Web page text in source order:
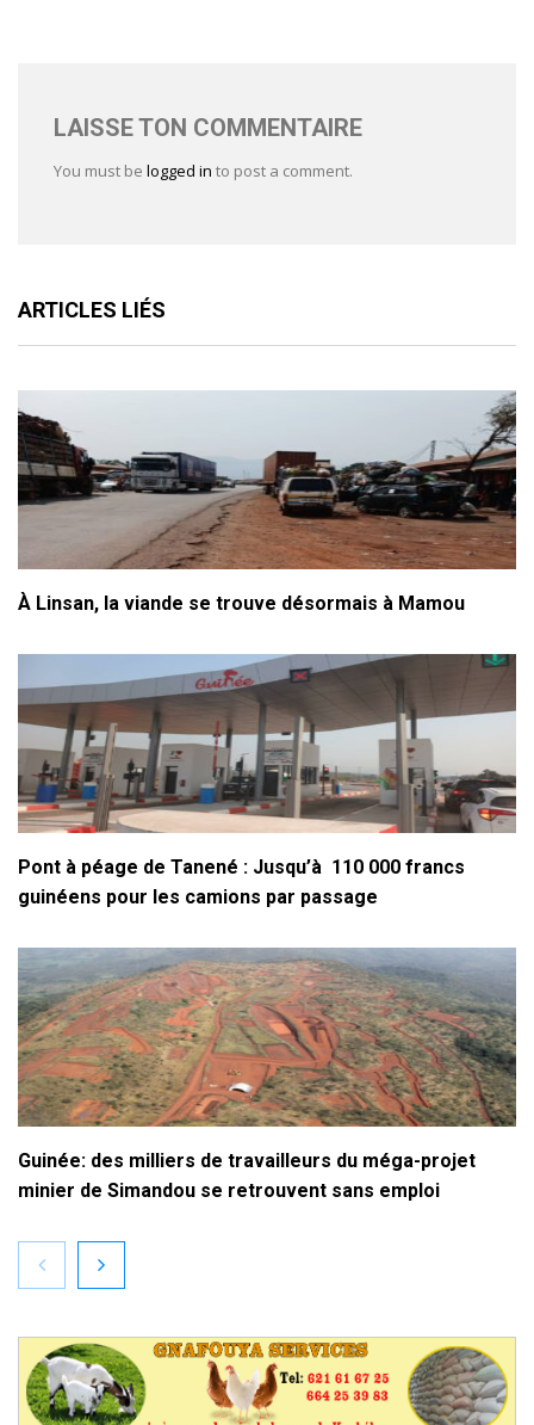
LAISSE TON COMMENTAIRE
You must be logged in to post a comment.
ARTICLES LIÉS
À Linsan, la viande se trouve désormais à Mamou
Pont à péage de Tanené : Jusqu’à 110 000 francs
guinéens pour les camions par passage
Guinée: des milliers de travailleurs du méga-projet
minier de Simandou se retrouvent sans emploi